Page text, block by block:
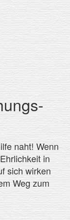
naht! Wenn
in
sich wirken
Weg zum